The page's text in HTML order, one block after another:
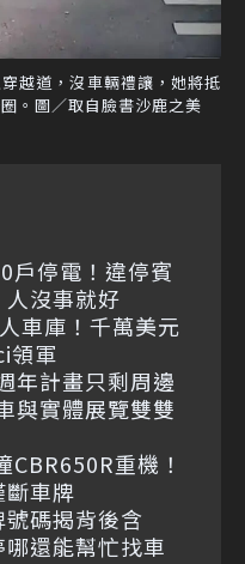
越道，沒車輛禮讓，她將抵
。圖／取自臉書沙鹿之美
戶停電！違停賓
沒事就好
車庫！千萬美元
領軍
年計畫只剩周邊
與實體展覽雙雙
重機！
車牌
碼揭背後含
還能幫忙找車